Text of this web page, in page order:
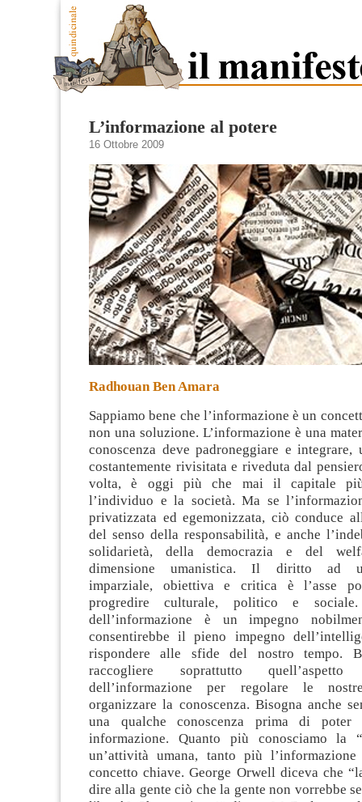
L’informazione al potere
16 Ottobre 2009
Radhouan Ben Amara
Sappiamo bene che l’informazione è un
non una soluzione. L’informazione è una
conoscenza deve padroneggiare e integrare,
costantemente rivisitata e riveduta dal
volta, è oggi più che mai il capitale
l’individuo e la società. Ma se
privatizzata ed egemonizzata, ciò conduce
del senso della responsabilità, e anche
solidarietà, della democrazia e del
dimensione umanistica. Il diritto ad
imparziale, obiettiva e critica è l’asse
progredire culturale, politico e sociale.
dell’informazione è un impegno
consentirebbe il pieno impegno
rispondere alle sfide del nostro tempo.
raccogliere soprattutto quell’aspetto
dell’informazione per regolare le
organizzare la conoscenza. Bisogna anche
una qualche conoscenza prima di poter
informazione. Quanto più conosciamo la
un’attività umana, tanto più
concetto chiave. George Orwell diceva che
dire alla gente ciò che la gente non vorrebbe